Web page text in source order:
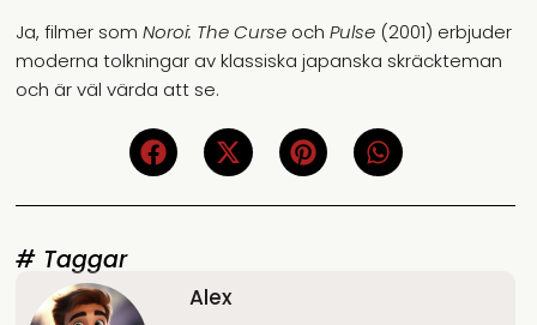
Ja, filmer somNoroi: The Curse ochPulse (2001) erbjuder
moderna tolkningar av klassiska japanska skräckteman
och är väl värda att se.
# Taggar
Alex